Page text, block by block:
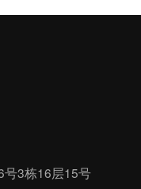
号3栋16层15号